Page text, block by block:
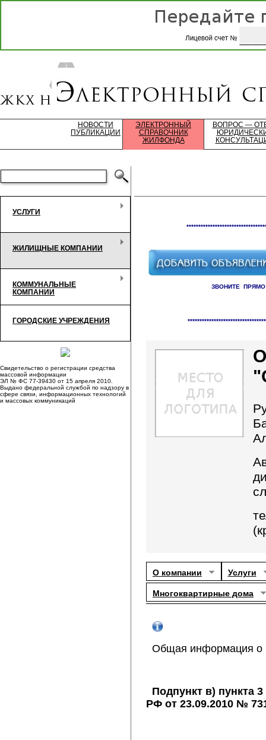
НОВОСТИ
ПУБЛИКАЦИИ
ЭЛЕКТРОННЫЙ
СПРАВОЧНИК
ЖИЛФОНДА
ВОПРОС —
УСЛУГИ
ЖИЛИЩНЫЕ КОМПАНИИ
КОММУНАЛЬНЫЕ
КОМПАНИИ
ГОРОДСКИЕ УЧРЕЖДЕНИЯ
Свидетельство о регистрации средства
массовой информации
ЭЛ № ФС 77-39430 от 15 апреля 2010.
Выдано федеральной службой по надзору в
сфере связи, информационных технологий
и массовых коммуникаций
ЗВОНИТЕ
Справочник
О компании Услуги
Многоквартирные дома
Общая информация о
Подпункт в) пункта
РФ от 23.09.2010 №